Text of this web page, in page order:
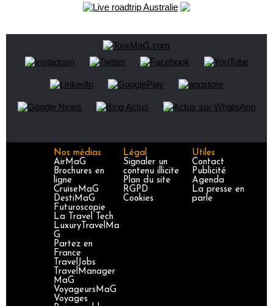
Nos médias
AirMaG
Brochures en
ligne
CruiseMaG
DestiMaG
Futuroscopie
La Travel Tech
LuxuryTravelMa
G
Partez en
France
TravelJobs
TravelManager
MaG
VoyageursMaG
Voyages
Légal
Signaler un
contenu illicite
Plan du site
RGPD
Cookies
Utiles
Contact
Publicité
Agenda
La presse en
parle